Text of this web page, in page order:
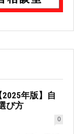
年版】自
び方
0